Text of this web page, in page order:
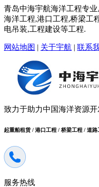
青岛中海宇航海洋工程专
海洋工程,港口工程,桥梁工
电吊装,工程建设等工程.
网站地图 | 关于宇航 | 联系
致力于助力中国海洋资源开
起重船租赁 / 港口工程 / 桥梁工程 / 道路
服务热线